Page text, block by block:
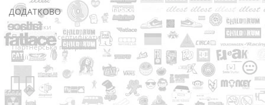
ДОДАТКОВО
Виробники
Подарункові сертифікати
Партнерська програма
Акції